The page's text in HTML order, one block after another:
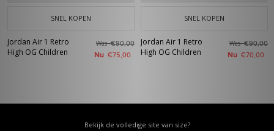
SNEL KOPEN
Jordan Air 1 Retro
High OG Children
Was€90,00
Nu €75,00
SNEL KOPEN
Jordan Air 1 Retro
High OG Children
Was€90,00
Nu €70,00
Bekijk de volledige site van size?